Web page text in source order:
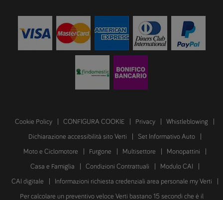
Cookie Policy CONFIGURA COOKIE Privacy Whistleblowing
Dichiarazione accessibilità sito Verti Set Informativo Auto
Moto e Ciclomotore Furgone Multisettore Monopattini
Casa e Famiglia Condizioni Contrattuali Modulo CAI
CAI digitale Informazioni richiesta credenziali area personale my Verti
Per calcolare un preventivo veloce Verti bastano 15 secondi che è il